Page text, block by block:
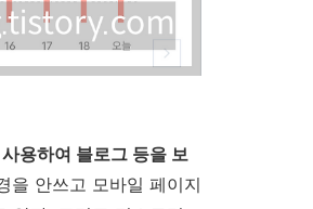
용하여 블로그 등을 보
을 안쓰고 모바일 페이지